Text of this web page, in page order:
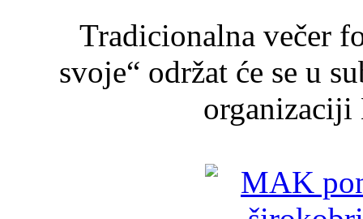
Tradicionalna večer
svoje“ održat će se u
organizaciji